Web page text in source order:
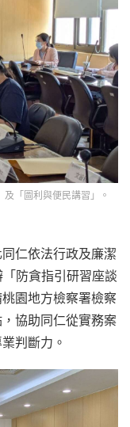
「圖利與便民講習」。
仁依法行政及廉潔
防貪指引研習座談
園地方檢察署檢察
協助同仁從實務案
判斷力。